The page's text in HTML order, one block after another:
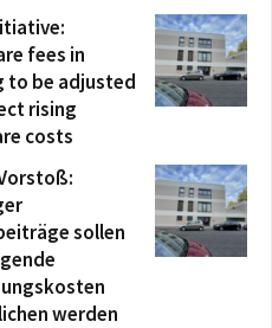
fees in
to be adjusted
rising
costs
sollen
werden